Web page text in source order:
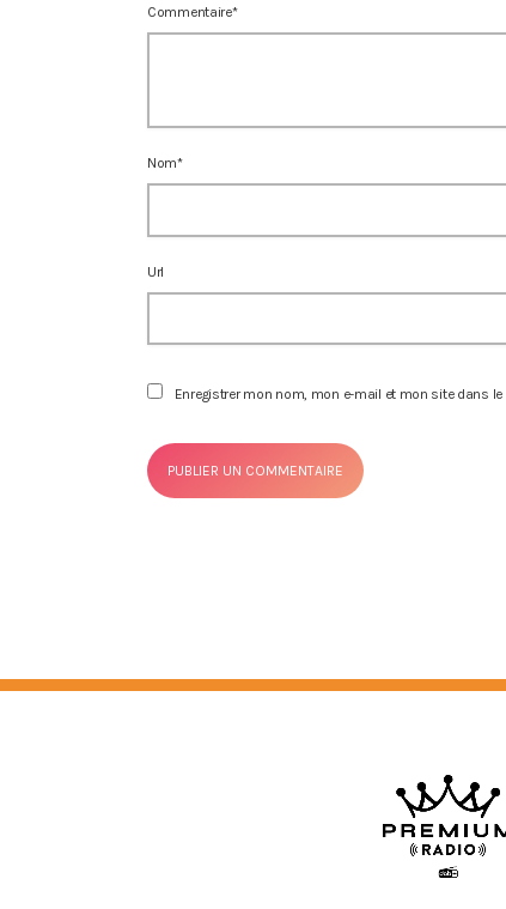
Commentaire*
Nom*
Url
Enregistrer mon nom, mon e-mail et mon site dans